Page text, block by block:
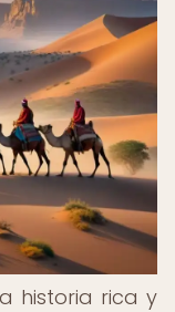
historia rica y